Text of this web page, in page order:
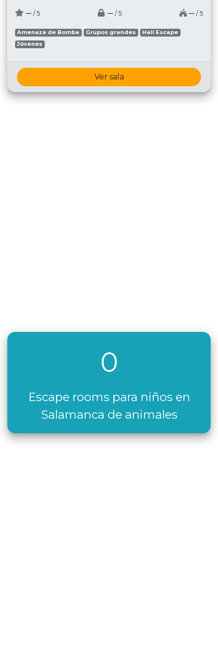
─ / 5 ─ / 5 ─ / 5
Amenaza de Bomba Grupos grandes
Hall Escape
Jóvenes
Ver sala
0
Escape rooms para niños en
Salamanca de animales